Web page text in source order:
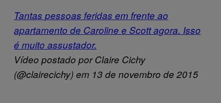
Tantas pessoas feridas em frente ao
apartamento de Caroline e Scott agora. Isso
é muito assustador.
Vídeo postado por Claire Cichy
(@clairecichy) em 13 de novembro de 2015